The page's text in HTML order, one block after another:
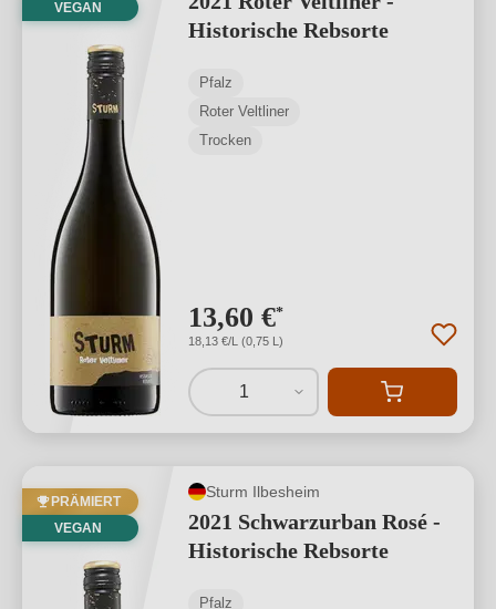
VEGAN
Historische Rebsorte
Pfalz
Roter Veltliner
Trocken
13,60 €*
18,13 €/L (0,75 L)
1
PRÄMIERT
VEGAN
Sturm Ilbesheim
2021 Schwarzurban Rosé -
Historische Rebsorte
Pfalz